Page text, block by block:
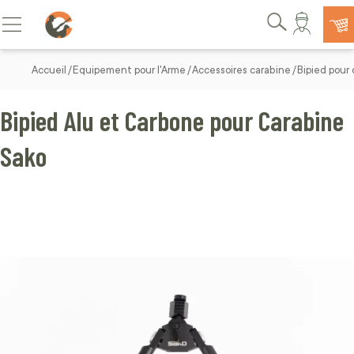
Allez au contenu
Basculer la navigation
Rechercher
Accueil Equipement pour l'Arme Accessoires carabine Bipied pour
Bipied Alu et Carbone pour Carabine
Sako